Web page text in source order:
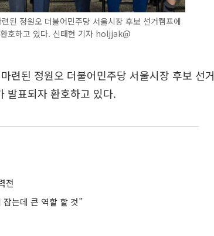
된 정원오 더불어민주당 서울시장 후보 선거캠프에
호하고 있다. 신태현 기자 holjjak@
련된 정원오 더불어민주당 서울시장 후보 선거
발표되자 환호하고 있다.
전
는데 큰 역할 할 것”